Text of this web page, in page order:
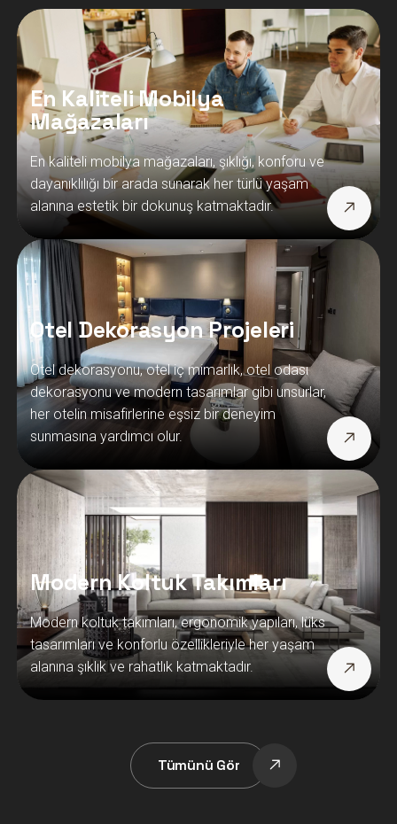
En Kaliteli Mobilya
Mağazaları
En kaliteli mobilya mağazaları, şıklığı, konforu ve
dayanıklılığı bir arada sunarak her türlü yaşam
alanına estetik bir dokunuş katmaktadır.
Otel Dekorasyon Projeleri
Otel dekorasyonu, otel iç mimarlık, otel odası
dekorasyonu ve modern tasarımlar gibi unsurlar,
her otelin misafirlerine eşsiz bir deneyim
sunmasına yardımcı olur.
Modern Koltuk Takımları
Modern koltuk takımları, ergonomik yapıları, lüks
tasarımları ve konforlu özellikleriyle her yaşam
alanına şıklık ve rahatlık katmaktadır.
Tümünü Gör